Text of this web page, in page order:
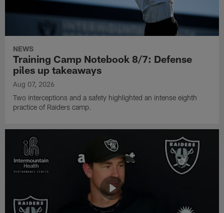
NEWS
Training Camp Notebook 8/7: Defense
piles up takeaways
Aug 07, 2026
Two interceptions and a safety highlighted an intense eighth
practice of Raiders camp.